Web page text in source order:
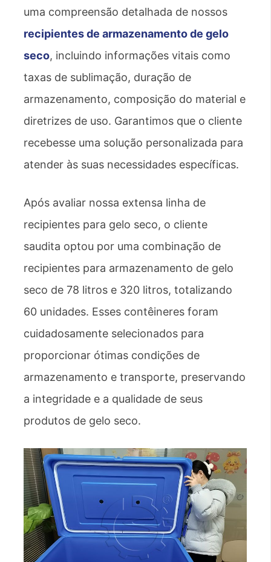
uma compreensão detalhada de nossos
recipientes de armazenamento de gelo
seco, incluindo informações vitais como
taxas de sublimação, duração de
armazenamento, composição do material e
diretrizes de uso. Garantimos que o cliente
recebesse uma solução personalizada para
atender às suas necessidades específicas.
Após avaliar nossa extensa linha de
recipientes para gelo seco, o cliente
saudita optou por uma combinação de
recipientes para armazenamento de gelo
seco de 78 litros e 320 litros, totalizando
60 unidades. Esses contêineres foram
cuidadosamente selecionados para
proporcionar ótimas condições de
armazenamento e transporte, preservando
a integridade e a qualidade de seus
produtos de gelo seco.